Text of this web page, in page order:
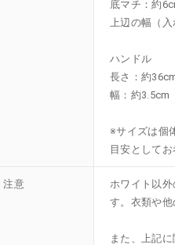
底マチ：約
上辺の幅（
ハンドル
長さ：約
幅：約3.5cm
※サイズは個
目安として
注意
ホワイト以
す。衣類や他
また、上記